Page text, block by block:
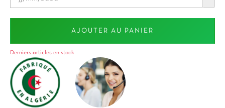
AJOUTER AU PANIER
Derniers articles en stock